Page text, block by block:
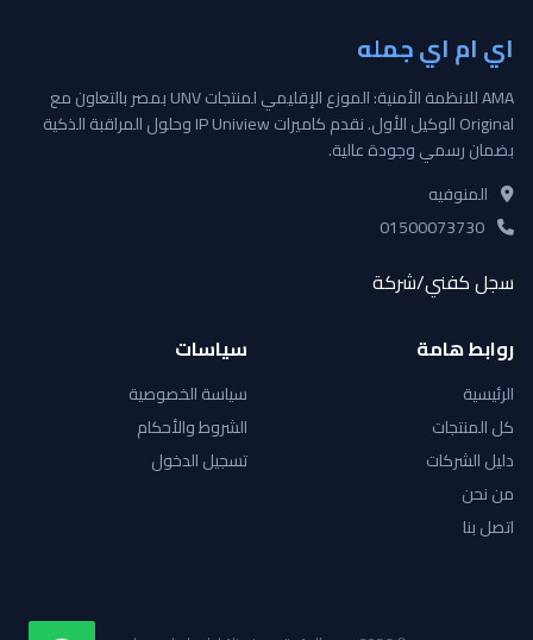
اي ام اي جمله
AMA للانظمة الأمنية: الموزع الإقليمي لمنتجات UNV بمصر بالتعاون مع
Original الوكيل الأول. نقدم كاميرات IP Uniview وحلول المراقبة الذكية
بضمان رسمي وجودة عالية.
المنوفيه
سجل كفني/شركة
روابط هامة
الرئيسية
كل المنتجات
دليل الشركات
من نحن
اتصل بنا
سياسات
سياسة الخصوصية
الشروط والأحكام
تسجيل الدخول